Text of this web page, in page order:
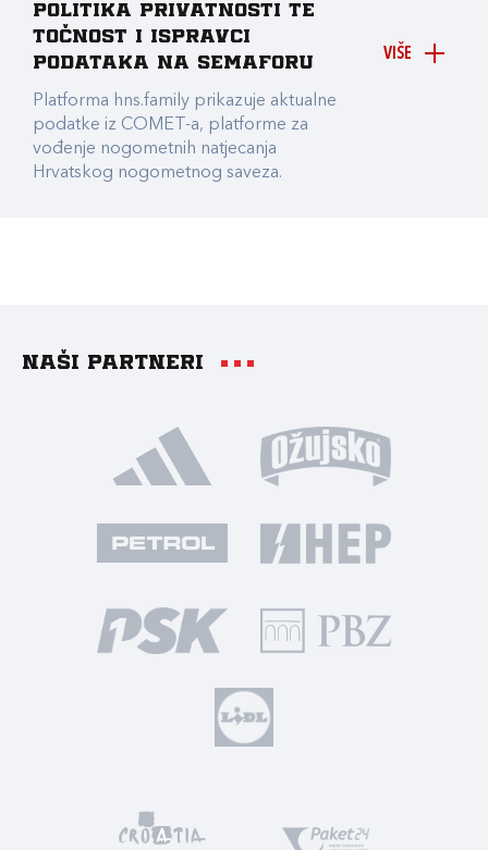
VIŠE
Politika privatnosti te
točnost i ispravci
podataka na Semaforu
Platforma hns.family prikazuje aktualne
podatke iz COMET-a, platforme za
vođenje nogometnih natjecanja
Hrvatskog nogometnog saveza.
Naši partneri